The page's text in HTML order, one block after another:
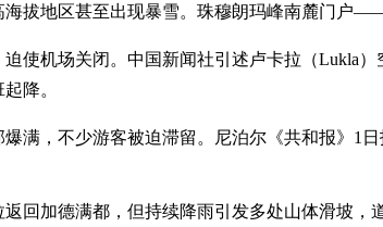
海拔地区甚至出现暴雪。珠穆朗玛峰南麓门户
使机场关闭。中国新闻社引述卢卡拉（Lukla
降。
满，不少游客被迫滞留。尼泊尔《共和报》1
回加德满都，但持续降雨引发多处山体滑坡，